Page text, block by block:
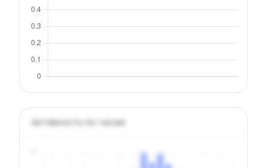
Активность по часам